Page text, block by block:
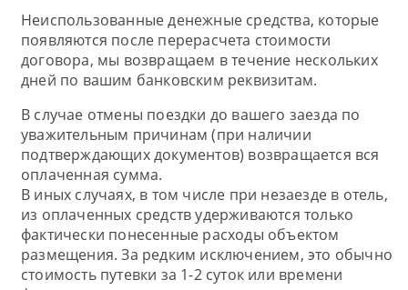
Неиспользованные денежные средства, которые
появляются после перерасчета стоимости
договора, мы возвращаем в течение нескольких
дней по вашим банковским реквизитам.
В случае отмены поездки до вашего заезда по
уважительным причинам (при наличии
подтверждающих документов) возвращается вся
оплаченная сумма.
В иных случаях, в том числе при незаезде в отель,
из оплаченных средств удерживаются только
фактически понесенные расходы объектом
размещения. За редким исключением, это обычно
стоимость путевки за 1-2 суток или времени